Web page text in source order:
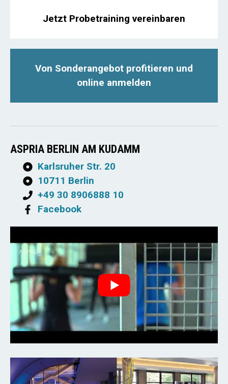
Jetzt Probetraining vereinbaren
Von Sonderangebot profitieren und
online anmelden
ASPRIA BERLIN AM KUDAMM
Karlsruher Str. 20
10711 Berlin
+49 30 8906888 10
Facebook